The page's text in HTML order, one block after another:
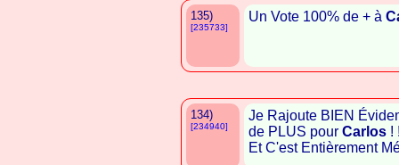
135)
[235733]
Un Vote 100% de + à
134)
[234940]
Je Rajoute BIEN
de PLUS pour Carlos !
Et C'est Entièrement